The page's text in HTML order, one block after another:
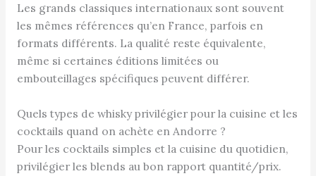
Les grands classiques internationaux sont souvent
les mêmes références qu’en France, parfois en
formats différents. La qualité reste équivalente,
même si certaines éditions limitées ou
embouteillages spécifiques peuvent différer.
Quels types de whisky privilégier pour la cuisine et les
cocktails quand on achète en Andorre ?
Pour les cocktails simples et la cuisine du quotidien,
privilégier les blends au bon rapport quantité/prix.